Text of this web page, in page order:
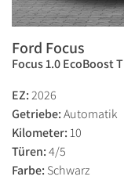
Ford Focus
Focus 1.0 EcoBoost
EZ:2026
Getriebe:Automatik
Kilometer: 10
Türen:4/5
Farbe: Schwarz